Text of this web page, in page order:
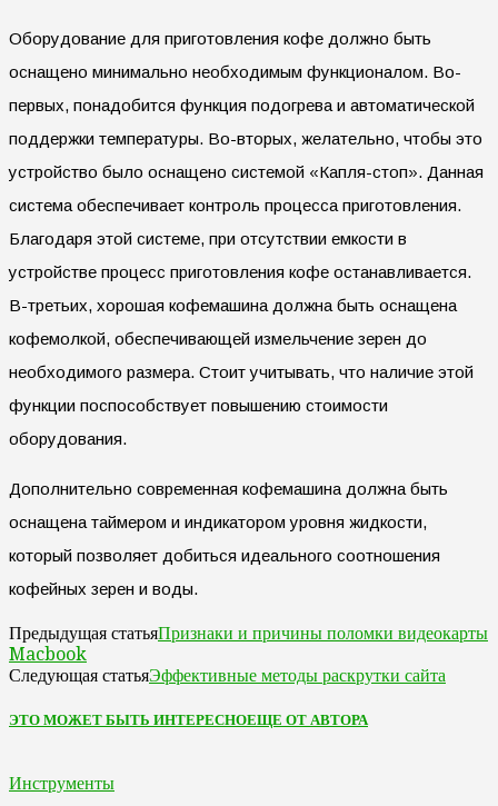
Оборудование для приготовления кофе должно быть
оснащено минимально необходимым функционалом. Во-
первых, понадобится функция подогрева и автоматической
поддержки температуры. Во-вторых, желательно, чтобы это
устройство было оснащено системой «Капля-стоп». Данная
система обеспечивает контроль процесса приготовления.
Благодаря этой системе, при отсутствии емкости в
устройстве процесс приготовления кофе останавливается.
В-третьих, хорошая кофемашина должна быть оснащена
кофемолкой, обеспечивающей измельчение зерен до
необходимого размера. Стоит учитывать, что наличие этой
функции поспособствует повышению стоимости
оборудования.
Дополнительно современная кофемашина должна быть
оснащена таймером и индикатором уровня жидкости,
который позволяет добиться идеального соотношения
кофейных зерен и воды.
Предыдущая статьяПризнаки и причины поломки видеокарты
Macbook
Следующая статьяЭффективные методы раскрутки сайта
ЭТО МОЖЕТ БЫТЬ ИНТЕРЕСНОЕЩЕ ОТ АВТОРА
Инструменты